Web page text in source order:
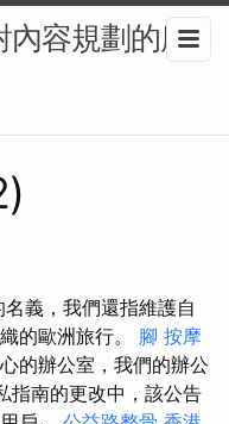
內容規劃的應
義，我們還指維護自
的歐洲旅行。 腳 按摩
的辦公室，我們的辦公
指南的更改中，該公告